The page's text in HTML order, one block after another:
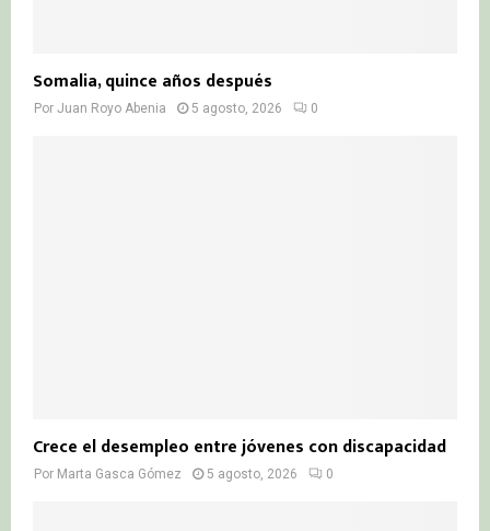
Somalia, quince años después
Por Juan Royo Abenia 5 agosto, 2026 0
Crece el desempleo entre jóvenes con discapacidad
Por Marta Gasca Gómez 5 agosto, 2026 0